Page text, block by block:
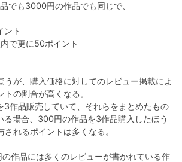
でも3000円の作品でも同じで、
ント
で更に50ポイント
うが、購入価格に対してのレビュー掲載によ
の割合が高くなる。
3作品販売していて、それらをまとめたもの
る場合、300円の作品を3作品購入したほう
れるポイントは多くなる。
作品には多くのレビューが書かれている作